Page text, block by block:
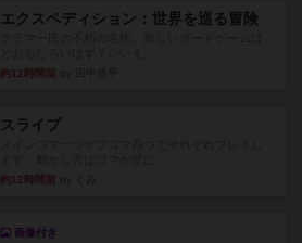
エクスペディション：世界を巡る冒険
約12時間前
スライプ
約12時間前
画像付き